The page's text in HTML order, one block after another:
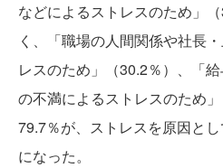
などによるストレスのため」
く、「職場の人間関係や社長
レスのため」（30.2％）、「
の不満によるストレスのため
79.7％が、ストレスを原因と
になった。